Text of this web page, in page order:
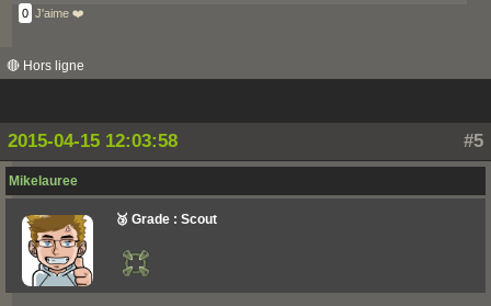
0 J'aime ❤️
🔴 Hors ligne
#5
2015-04-15 12:03:58
Mikelauree
🥉 Grade : Scout